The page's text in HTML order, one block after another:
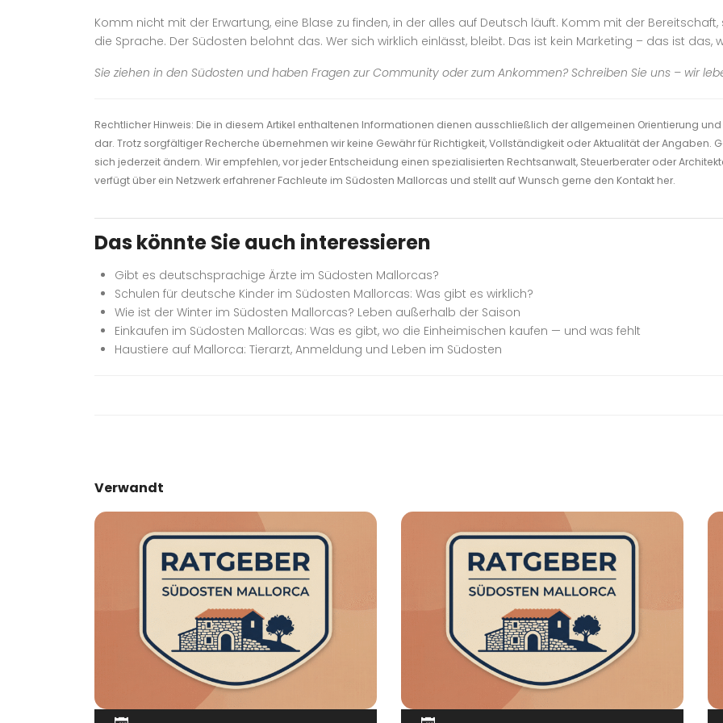
Komm nicht mit der Erwartung, eine Blase zu finden, in der alles auf Deutsch läuft. Komm mit der
die Sprache. Der Südosten belohnt das. Wer sich wirklich einlässt, bleibt. Das ist kein Marketing – das ist
Sie ziehen in den Südosten und haben Fragen zur Community oder zum Ankommen? Schreiben Sie uns – wir
Rechtlicher Hinweis: Die in diesem Artikel enthaltenen Informationen dienen ausschließlich der allgemeinen Orientierung
dar. Trotz sorgfältiger Recherche übernehmen wir keine Gewähr für Richtigkeit, Vollständigkeit oder Aktualität der Angaben.
sich jederzeit ändern. Wir empfehlen, vor jeder Entscheidung einen spezialisierten Rechtsanwalt, Steuerberater oder
verfügt über ein Netzwerk erfahrener Fachleute im Südosten Mallorcas und stellt auf Wunsch gerne den Kontakt her.
Das könnte Sie auch interessieren
Gibt es deutschsprachige Ärzte im Südosten Mallorcas?
Schulen für deutsche Kinder im Südosten Mallorcas: Was gibt es wirklich?
Wie ist der Winter im Südosten Mallorcas? Leben außerhalb der Saison
Einkaufen im Südosten Mallorcas: Was es gibt, wo die Einheimischen kaufen — und was fehlt
Haustiere auf Mallorca: Tierarzt, Anmeldung und Leben im Südosten
Verwandt